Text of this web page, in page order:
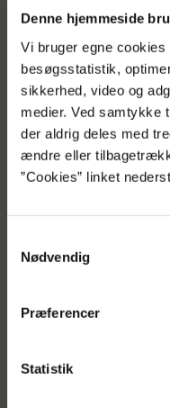
Denne hjemmeside
Vi bruger egne
besøgsstatistik,
sikkerhed, video og
medier. Ved samtykke
der aldrig deles med
ændre eller
”Cookies” linket
Nødvendig
Præferencer
Statistik
periode, hvor mælken
koens ydelse lavere,
Sanne Fisker og
større for de
økologireglerne
skal tilbageholdes i
Hvis Mastitis Milking
Danmark, er
Danmark er kendt for
gevinst for
sammenligne deres